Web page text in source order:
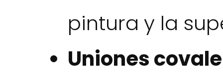
pintura y la
Uniones